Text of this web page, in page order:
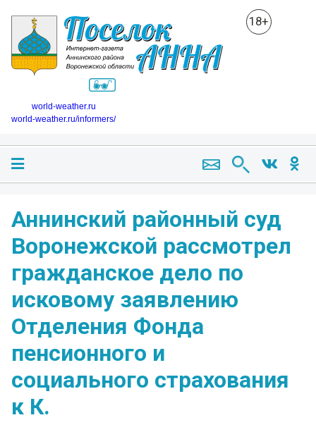
18+
world-weather.ru
world-weather.ru/informers/
Аннинский районный суд
Воронежской рассмотрел
гражданское дело по
исковому заявлению
Отделения Фонда
пенсионного и
социального страхования
к К.